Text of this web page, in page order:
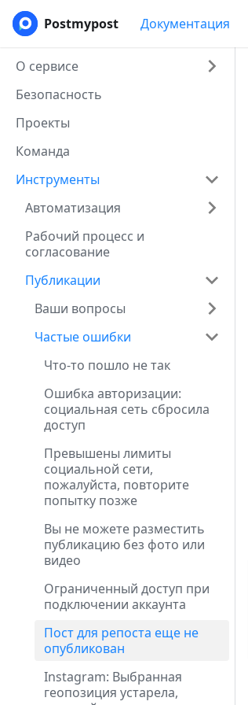
Postmypost Документация
О сервисе
Безопасность
Проекты
Команда
Инструменты
Автоматизация
Рабочий процесс и
согласование
Публикации
Ваши вопросы
Частые ошибки
Что-то пошло не так
Ошибка авторизации:
социальная сеть сбросила
доступ
Превышены лимиты
социальной сети,
пожалуйста, повторите
попытку позже
Вы не можете разместить
публикацию без фото или
видео
Ограниченный доступ при
подключении аккаунта
Пост для репоста еще не
опубликован
Instagram: Выбранная
геопозиция устарела,